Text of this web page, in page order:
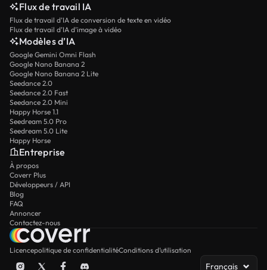
Flux de travail IA
Flux de travail d’IA de conversion de texte en vidéo
Flux de travail d’IA d’image à vidéo
Modèles d’IA
Google Gemini Omni Flash
Google Nano Banana 2
Google Nano Banana 2 Lite
Seedance 2.0
Seedance 2.0 Fast
Seedance 2.0 Mini
Happy Horse 1.1
Seedream 5.0 Pro
Seedream 5.0 Lite
Happy Horse
Entreprise
À propos
Coverr Plus
Développeurs / API
Blog
FAQ
Annoncer
Contactez-nous
Licencepolitique de confidentialitéConditions d’utilisation
Français